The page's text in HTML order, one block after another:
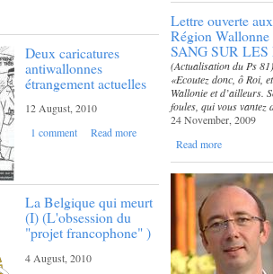
Deux caricatures
antiwallonnes
étrangement actuelles
12 August, 2010
1 comment
Read more
La Belgique qui meurt
(I) (L'obsession du
"projet francophone" )
4 August, 2010
Lettre ouverte
Région
SANG SUR
(Actualisation du Ps
«Ecoutez donc, ô Roi,
Wallonie et d’ailleurs.
foules, qui vous vantez
24 November, 2009
Read more